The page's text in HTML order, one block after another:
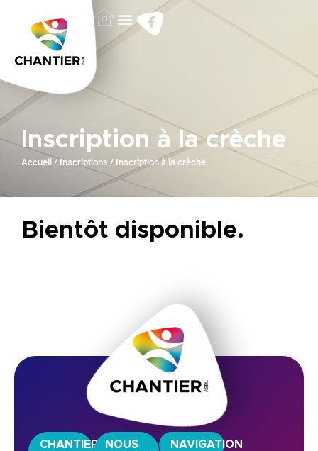
Inscription à la crèche
Accueil / Inscriptions / Inscription à la crèche
Bientôt disponible.
CHANTIER
NOUS
NAVIGATION